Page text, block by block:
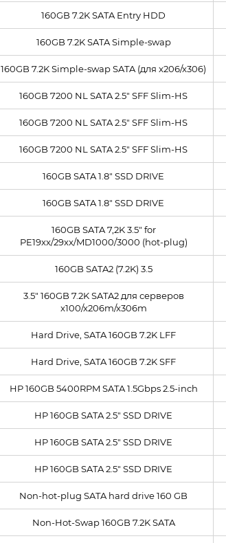
160GB 7.2K SATA Entry HDD
160GB 7.2K SATA Simple-swap
160GB 7.2K Simple-swap SATA (для x206/x306)
160GB 7200 NL SATA 2.5" SFF Slim-HS
160GB 7200 NL SATA 2.5" SFF Slim-HS
160GB 7200 NL SATA 2.5" SFF Slim-HS
160GB SATA 1.8" SSD DRIVE
160GB SATA 1.8" SSD DRIVE
160GB SATA 7,2K 3.5" for
PE19xx/29xx/MD1000/3000 (hot-plug)
160GB SATA2 (7.2K) 3.5
3.5" 160GB 7.2K SATA2 для серверов
x100/x206m/x306m
Hard Drive, SATA 160GB 7.2K LFF
Hard Drive, SATA 160GB 7.2K SFF
HP 160GB 5400RPM SATA 1.5Gbps 2.5-inch
HP 160GB SATA 2.5" SSD DRIVE
HP 160GB SATA 2.5" SSD DRIVE
HP 160GB SATA 2.5" SSD DRIVE
Non-hot-plug SATA hard drive 160 GB
Non-Hot-Swap 160GB 7.2K SATA